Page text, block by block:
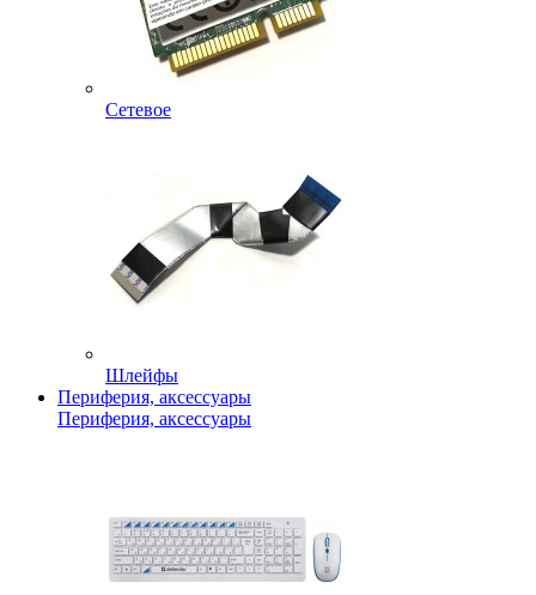
Сетевое
Шлейфы
Периферия, аксессуары
Периферия, аксессуары